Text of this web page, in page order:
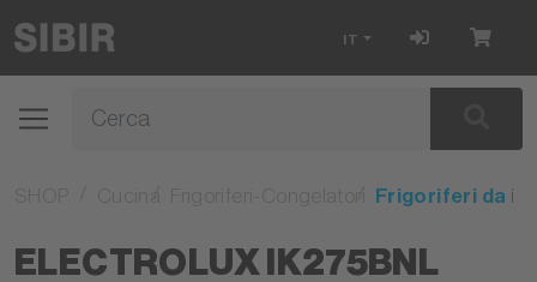
IT
Frigoriferi da
ELECTROLUX IK275BNL